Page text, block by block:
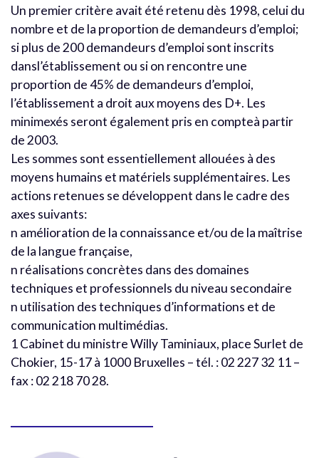
Un premier critère avait été retenu dès 1998, celui du
nombre et de la proportion de demandeurs d’emploi;
si plus de 200 demandeurs d’emploi sont inscrits
dansl’établissement ou si on rencontre une
proportion de 45% de demandeurs d’emploi,
l’établissement a droit aux moyens des D+. Les
minimexés seront également pris en compteà partir
de 2003.
Les sommes sont essentiellement allouées à des
moyens humains et matériels supplémentaires. Les
actions retenues se développent dans le cadre des
axes suivants:
n amélioration de la connaissance et/ou de la maîtrise
de la langue française,
n réalisations concrètes dans des domaines
techniques et professionnels du niveau secondaire
n utilisation des techniques d’informations et de
communication multimédias.
1 Cabinet du ministre Willy Taminiaux, place Surlet de
Chokier, 15-17 à 1000 Bruxelles – tél. : 02 227 32 11 –
fax : 02 218 70 28.